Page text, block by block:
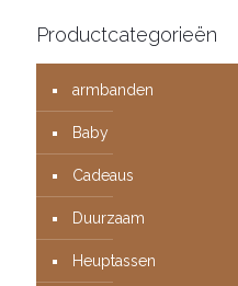
Productcategorieën
armbanden
Baby
Cadeaus
Duurzaam
Heuptassen